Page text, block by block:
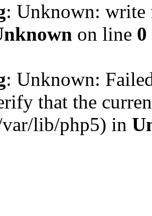
: Unknown: write
on line 0
: Unknown:
that the
lib/php5) in